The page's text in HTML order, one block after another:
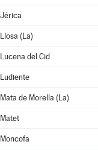
Jérica
Llosa (La)
Lucena del Cid
Ludiente
Mata de Morella (La)
Matet
Moncofa